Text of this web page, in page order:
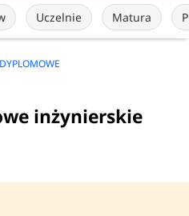
Uczelnie Matura
inżynierskie